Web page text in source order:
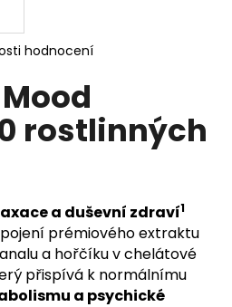
hodnocení
rostlinných
a duševní zdraví1
prémiového extraktu
a hořčíku v chelátové
přispívá k normálnímu
a psychické